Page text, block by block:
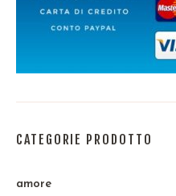
CATEGORIE PRODOTTO
amore